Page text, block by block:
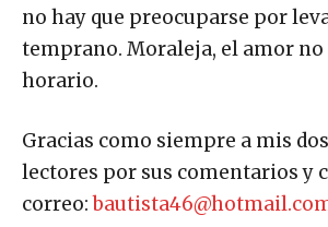
no hay que preocuparse por
temprano. Moraleja, el amor no
horario.
Gracias como siempre a mis
lectores por sus comentarios y
correo: